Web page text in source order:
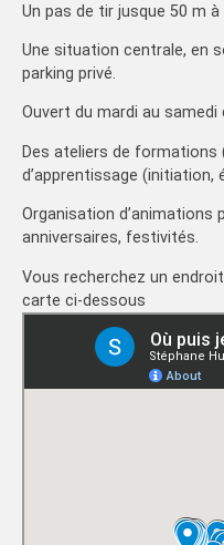
Un pas de tir jusque 50 m à
Une situation centrale, en
parking privé.
Ouvert du mardi au samedi
Des ateliers de formations
d’apprentissage
Organisation d’animations
anniversaires, festivités.
Vous recherchez un
carte ci-dessous